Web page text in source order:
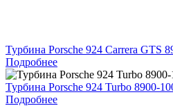
Турбина Porsche 924 Carrera GTS
Подробнее
Турбина Porsche 924 Turbo 8900-
Подробнее